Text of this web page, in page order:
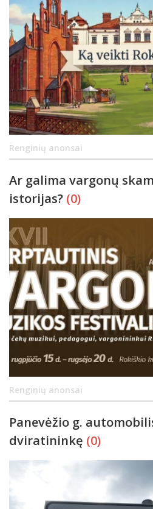
Renginių anonsai
Ar galima vargonų
istorijas? (0)
Renginių anonsai
Panevėžio g.
dviratininkę (0)